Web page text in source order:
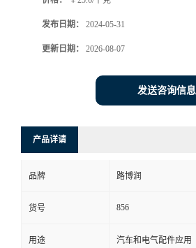
发布日期： 2024-05-31
更新日期： 2026-08-07
发送咨询信息
产品详请
品牌 路博润
货号 856
用途 汽车和电气配件应用